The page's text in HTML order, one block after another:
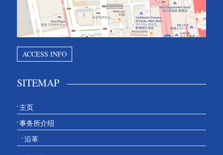
ACCESS INFO
SITEMAP
主页
事务所介绍
沿革